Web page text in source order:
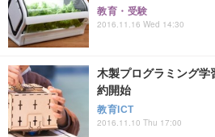
教育・受験
2016.11.16 Wed 14:30
木製プログラミング学
約開始
教育ICT
2016.11.10 Thu 17:00